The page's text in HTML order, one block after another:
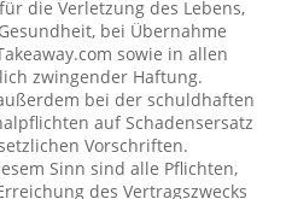
die Verletzung des Lebens,
bei Übernahme
sowie in allen
zwingender Haftung.
bei der schuldhaften
auf Schadensersatz
Vorschriften.
Sinn sind alle Pflichten,
des Vertragszwecks